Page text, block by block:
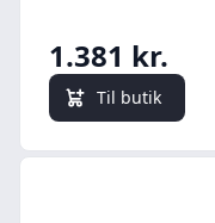
1.381 kr.
Til butik